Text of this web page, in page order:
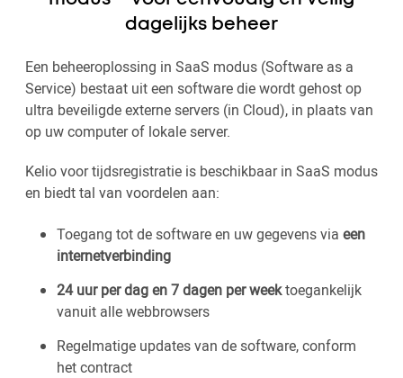
dagelijks beheer
Een beheeroplossing in SaaS modus (Software as a
Service) bestaat uit een software die wordt gehost op
ultra beveiligde externe servers (in Cloud), in plaats van
op uw computer of lokale server.
Kelio voor tijdsregistratie is beschikbaar in SaaS modus
en biedt tal van voordelen aan:
Toegang tot de software en uw gegevens via een
internetverbinding
24 uur per dag en 7 dagen per weektoegankelijk
vanuit alle webbrowsers
Regelmatige updates van de software, conform
het contract